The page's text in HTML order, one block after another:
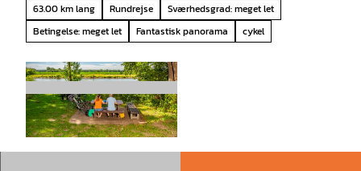
63.00 km lang Rundrejse
Sværhedsgrad: meget let
Betingelse: meget let
Fantastisk panorama cykel